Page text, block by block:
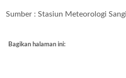
Sumber : Stasiun Meteorologi
Bagikan halaman ini: